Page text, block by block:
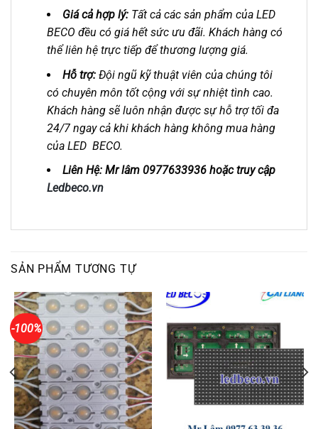
Giá cả hợp lý: Tất cả các sản phẩm của LED
BECO đều có giá hết sức ưu đãi. Khách hàng có
thể liên hệ trực tiếp để thương lượng giá.
Hỗ trợ: Đội ngũ kỹ thuật viên của chúng tôi
có chuyên môn tốt cộng với sự nhiệt tình cao.
Khách hàng sẽ luôn nhận được sự hỗ trợ tối đa
24/7 ngay cả khi khách hàng không mua hàng
của LED BECO.
Liên Hệ: Mr lâm 0977633936 hoặc truy cập
Ledbeco.vn
SẢN PHẨM TƯƠNG TỰ
-100%